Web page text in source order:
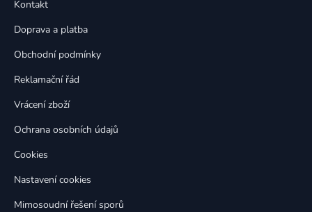
Kontakt
Doprava a platba
Obchodní podmínky
Reklamační řád
Vrácení zboží
Ochrana osobních údajů
Cookies
Nastavení cookies
Mimosoudní řešení sporů